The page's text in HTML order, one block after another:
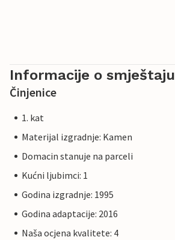
Informacije o smještaju
Činjenice
1. kat
Materijal izgradnje: Kamen
Domacin stanuje na parceli
Kućni ljubimci: 1
Godina izgradnje: 1995
Godina adaptacije: 2016
Naša ocjena kvalitete: 4